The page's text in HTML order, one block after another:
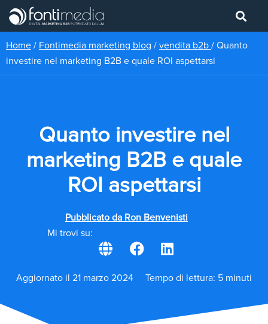
Home / Fontimedia marketing blog / vendita b2b / Quanto
investire nel marketing B2B e quale ROI aspettarsi
Quanto investire nel
marketing B2B e quale
ROI aspettarsi
Pubblicato da Ron Benvenisti
Mi trovi su:
Aggiornato il 21 marzo 2024 Tempo di lettura: 5 minuti